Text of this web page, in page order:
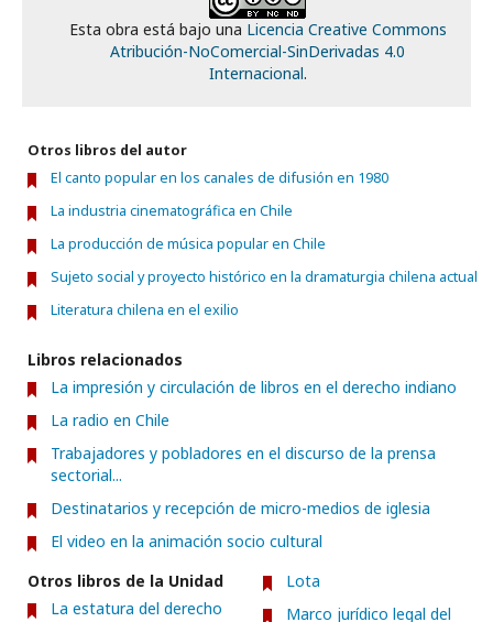
Esta obra está bajo una Licencia Creative Commons
Atribución-NoComercial-SinDerivadas 4.0
Internacional.
Otros libros del autor
El canto popular en los canales de difusión en 1980
La industria cinematográfica en Chile
La producción de música popular en Chile
Sujeto social y proyecto histórico en la dramaturgia chilena actual
Literatura chilena en el exilio
Libros relacionados
La impresión y circulación de libros en el derecho indiano
La radio en Chile
Trabajadores y pobladores en el discurso de la prensa
sectorial...
Destinatarios y recepción de micro-medios de iglesia
El video en la animación socio cultural
Otros libros de la Unidad
La estatura del derecho
Lota
Marco jurídico legal del